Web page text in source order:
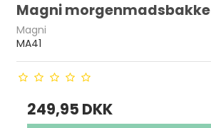
Magni morgenmadsbakke
Magni
MA41
249,95 DKK